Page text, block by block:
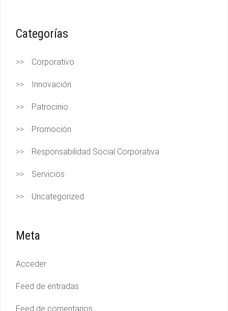
Categorías
Corporativo
Innovación
Patrocinio
Promoción
Responsabilidad Social Corporativa
Servicios
Uncategorized
Meta
Acceder
Feed de entradas
Feed de comentarios